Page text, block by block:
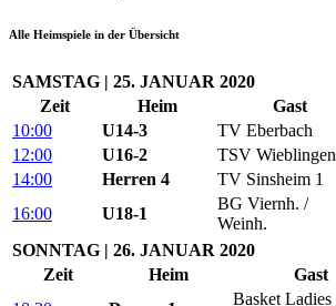
Alle Heimspiele in der Übersicht
SAMSTAG | 25. JANUAR 2020
Zeit
Heim Gast
10:00
U14-3 TV Eberbach
12:00
U16-2 TSV Wieblingen
14:00
Herren 4 TV Sinsheim 1
16:00
U18-1
BG Viernh. /
Weinh.
SONNTAG | 26. JANUAR 2020
Zeit
Heim Gast
Basket Ladies